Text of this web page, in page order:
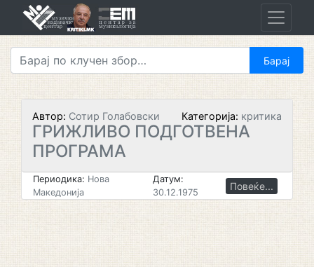
Автор: Сотир Голабовски Категорија: критика
ГРИЖЛИВО ПОДГОТВЕНА
ПРОГРАМА
Периодика: Нова
Македонија
Датум:
30.12.1975
Повеќе...